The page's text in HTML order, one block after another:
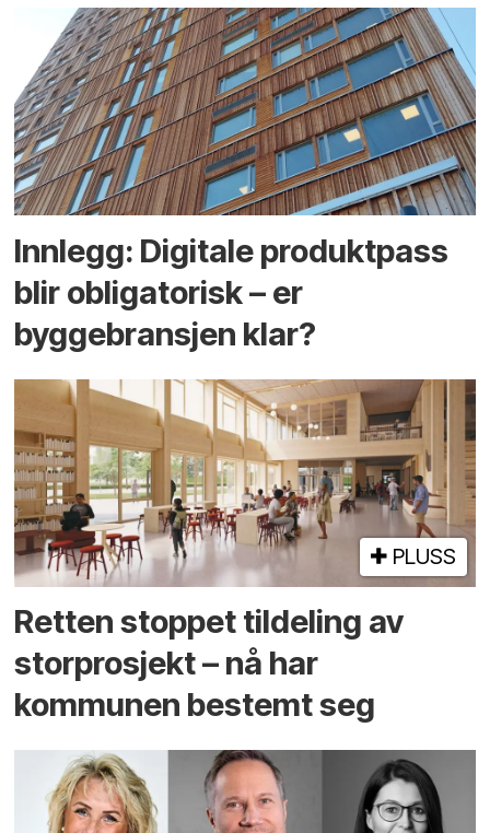
Innlegg: Digitale produktpass
blir obligatorisk – er
byggebransjen klar?
PLUSS
Retten stoppet tildeling av
storprosjekt – nå har
kommunen bestemt seg